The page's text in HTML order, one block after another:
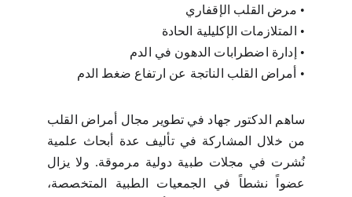
• مرض القلب الإقفاري
•
المتلازمات الإكليلية الحادة
• إدارة اضطرابات الدهون في الدم
•
أمراض القلب الناتجة عن ارتفاع ضغط الدم
ساهم الدكتور جهاد في تطوير مجال أمراض القلب
من خلال المشاركة في تأليف عدة أبحاث علمية
نُشرت في مجلات طبية دولية مرموقة. ولا يزال
عضواً نشطاً في الجمعيات الطبية المتخصصة،